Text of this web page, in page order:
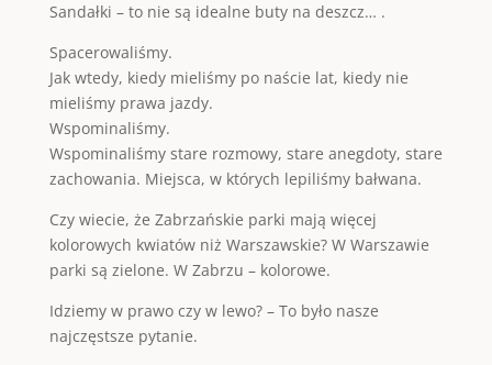
Sandałki – to nie są idealne buty na deszcz… .
Spacerowaliśmy.
Jak wtedy, kiedy mieliśmy po naście lat, kiedy nie
mieliśmy prawa jazdy.
Wspominaliśmy.
Wspominaliśmy stare rozmowy, stare anegdoty, stare
zachowania. Miejsca, w których lepiliśmy bałwana.
Czy wiecie, że Zabrzańskie parki mają więcej
kolorowych kwiatów niż Warszawskie? W Warszawie
parki są zielone. W Zabrzu – kolorowe.
Idziemy w prawo czy w lewo? – To było nasze
najczęstsze pytanie.